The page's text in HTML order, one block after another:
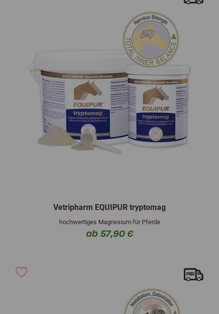
Vetripharm EQUIPUR tryptomag
hochwertiges Magnesium für Pferde
ab 57,90 €